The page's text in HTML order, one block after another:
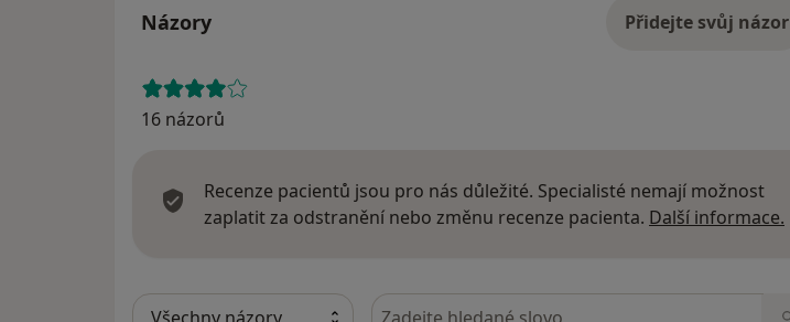
Názory Přidejte svůj názor
16 názorů
Recenze pacientů jsou pro nás důležité. Specialisté nemají možnost
zaplatit za odstranění nebo změnu recenze pacienta. Další informace.
Hledejte v názorech